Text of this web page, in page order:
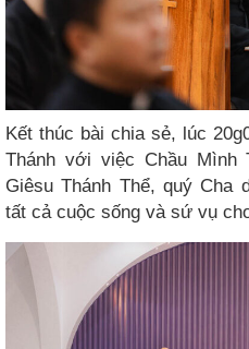
Kết thúc bài chia sẻ, lúc
Thánh với việc Chầu Mình
Giêsu Thánh Thể, quý Cha
tất cả cuộc sống và sứ vụ